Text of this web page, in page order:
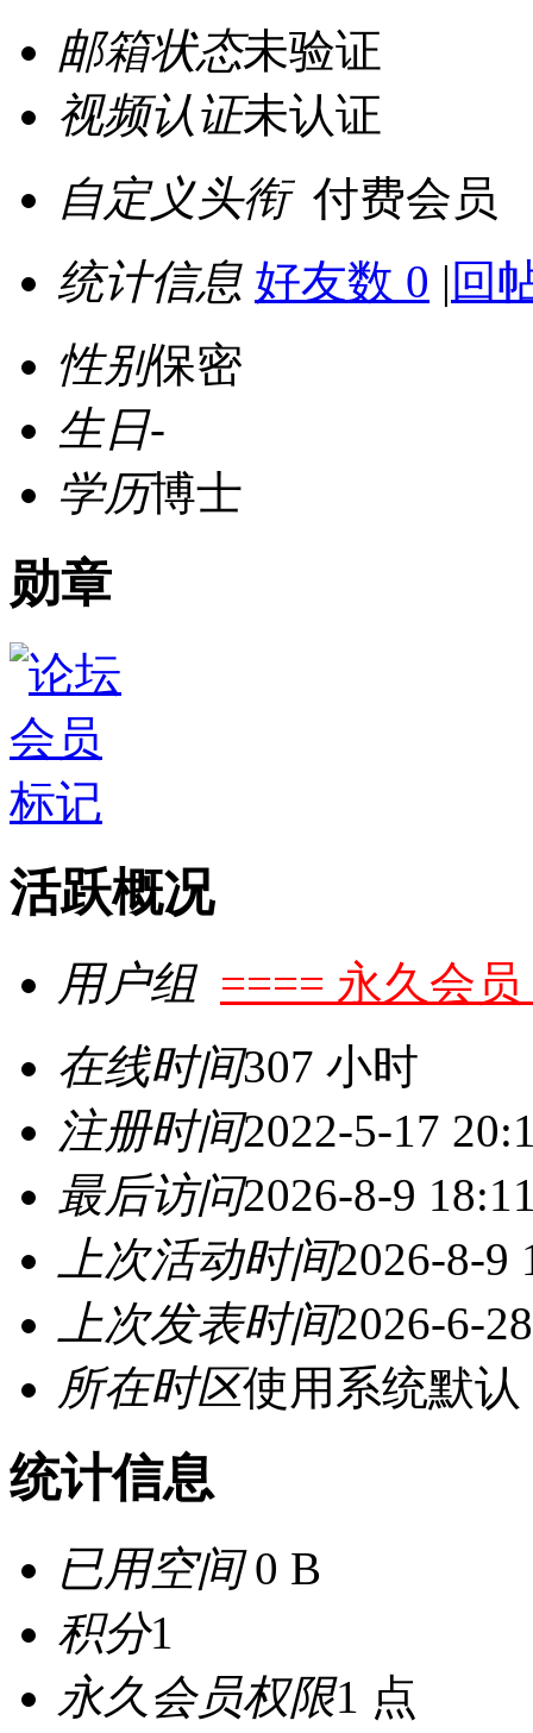
邮箱状态未验证
视频认证未认证
自定义头衔 付费会员
统计信息 好友数 0 | 回
性别保密
生日-
学历博士
勋章
活跃概况
用户组 ==== 永久会员
在线时间307 小时
注册时间2022-5-17
最后访问2026-8-9
上次活动时间2026-8-9
上次发表时间2026-6-
所在时区使用系统默认
统计信息
已用空间0 B
积分1
永久会员权限1 点